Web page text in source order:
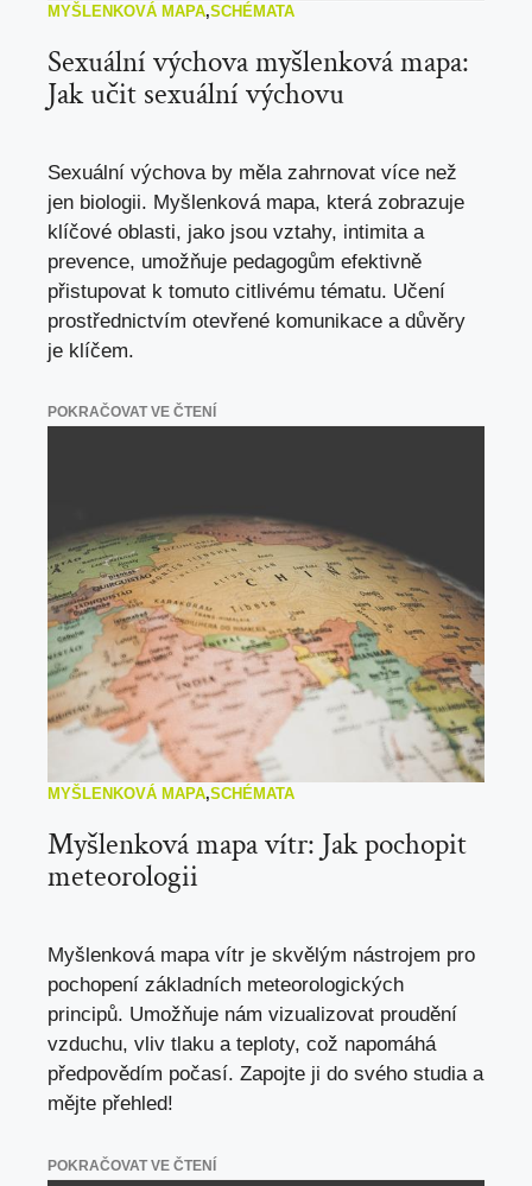
MYŠLENKOVÁ MAPA,SCHÉMATA
Sexuální výchova myšlenková mapa:
Jak učit sexuální výchovu
Sexuální výchova by měla zahrnovat více než
jen biologii. Myšlenková mapa, která zobrazuje
klíčové oblasti, jako jsou vztahy, intimita a
prevence, umožňuje pedagogům efektivně
přistupovat k tomuto citlivému tématu. Učení
prostřednictvím otevřené komunikace a důvěry
je klíčem.
POKRAČOVAT VE ČTENÍ
MYŠLENKOVÁ MAPA,SCHÉMATA
Myšlenková mapa vítr: Jak pochopit
meteorologii
Myšlenková mapa vítr je skvělým nástrojem pro
pochopení základních meteorologických
principů. Umožňuje nám vizualizovat proudění
vzduchu, vliv tlaku a teploty, což napomáhá
předpovědím počasí. Zapojte ji do svého studia a
mějte přehled!
POKRAČOVAT VE ČTENÍ